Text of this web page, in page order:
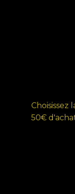
Choisissez
50€